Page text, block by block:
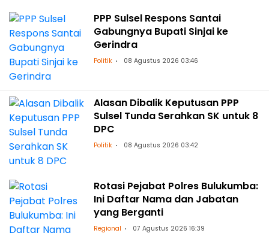
PPP Sulsel Respons Santai
Gabungnya Bupati Sinjai ke
Gerindra
Politik 08 Agustus 2026 03:46
Alasan Dibalik Keputusan PPP
Sulsel Tunda Serahkan SK untuk 8
DPC
Politik 08 Agustus 2026 03:42
Rotasi Pejabat Polres Bulukumba:
Ini Daftar Nama dan Jabatan
yang Berganti
Regional 07 Agustus 2026 16:39